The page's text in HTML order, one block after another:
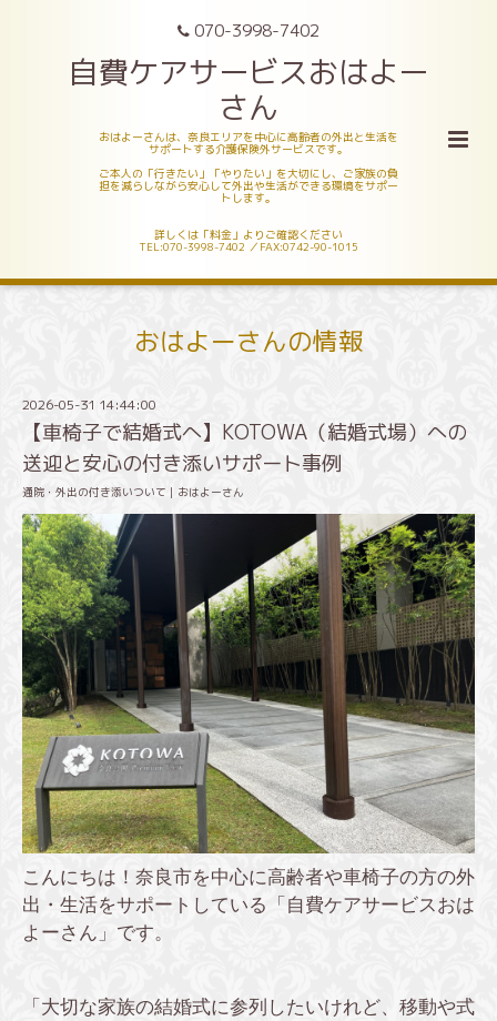
070-3998-7402
自費ケアサービスおはよー
さん
おはよーさんは、奈良エリアを中心に高齢者の外出と生活を
サポートする介護保険外サービスです。
ご本人の「行きたい」「やりたい」を大切にし、ご家族の負
担を減らしながら安心して外出や生活ができる環境をサポー
トします。
詳しくは「料金」よりご確認ください
TEL:070-3998-7402 ／FAX:0742-90-1015
おはよーさんの情報
2026-05-31 14:44:00
【車椅子で結婚式へ】KOTOWA（結婚式場）への
送迎と安心の付き添いサポート事例
通院・外出の付き添いついて｜おはよーさん
こんにちは！奈良市を中心に高齢者や車椅子の方の外
出・生活をサポートしている「自費ケアサービスおは
よーさん」です。
「大切な家族の結婚式に参列したいけれど、移動や式